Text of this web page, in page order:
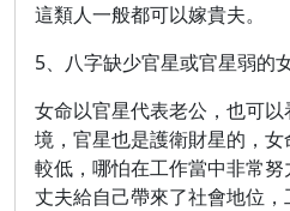
這類人一般都可以嫁貴夫。
5、八字缺少官星或官星弱的
女命以官星代表老公，也可
境，官星也是護衛財星的，
較低，哪怕在工作當中非常
丈夫給自己帶來了社會地位